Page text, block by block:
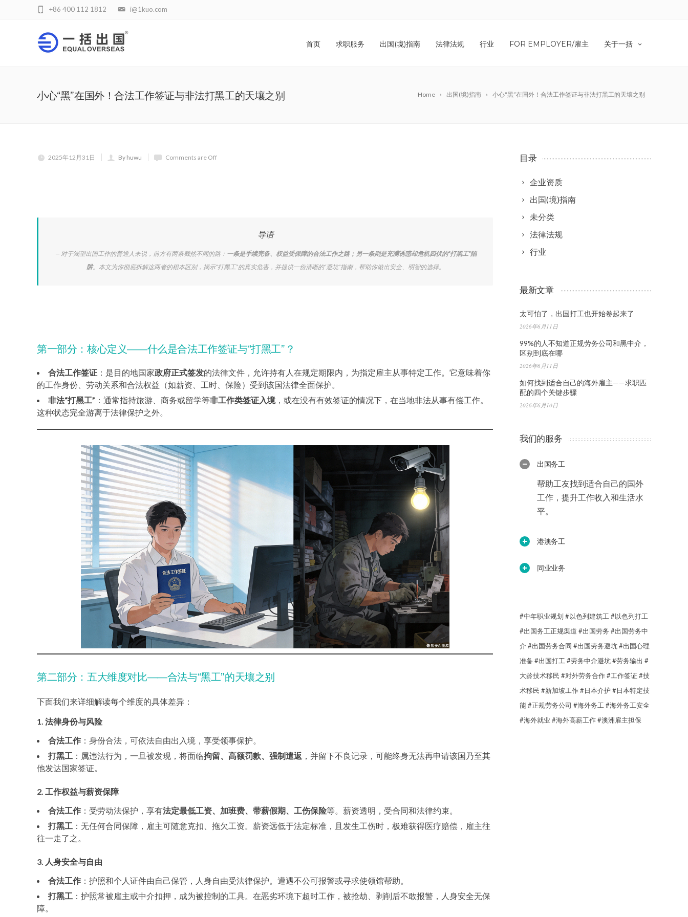
i@1kuo.com
+86 400 112 1812
首页 求职服务 出国(境)指南 法律法规 行业 FOR EMPLOYER/雇主 关于一括
Home 出国(境)指南 小心“黑”在国外！合法工作签证与非法打黑工的天壤之别
小心“黑”在国外！合法工作签证与非法打黑工的天壤之别
2025年12月31日 By huwu Comments are Off
导语
对于渴望出国工作的普通人来说，前方有两条截然不同的路： 一条是手续完备、权益受保障的合法工作之路；另一条则是充满诱惑却危机四伏的“打黑工”陷
阱。本文为你彻底拆解这两者的根本区别，揭示“打黑工”的真实危害，并提供一份清晰的“避坑”指南，帮助你做出安全、明智的选择。
第一部分：核心定义——什么是合法工作签证与“打黑工”？
合法工作签证 ：是目的地国家政府正式签发的法律文件，允许持有人在规定期限内，为指定雇主从事特定工作。它意味着你
的工作身份、劳动关系和合法权益（如薪资、工时、保险）受到该国法律全面保护。
非法“打黑工” ：通常指持旅游、商务或留学等非工作类签证入境，或在没有有效签证的情况下，在当地非法从事有偿工作。
这种状态完全游离于法律保护之外。
第二部分：五大维度对比——合法与“黑工”的天壤之别
下面我们来详细解读每个维度的具体差异：
1. 法律身份与风险
合法工作 ：身份合法，可依法自由出入境，享受领事保护。
打黑工 ：属违法行为，一旦被发现，将面临拘留、高额罚款、强制遣返 ，并留下不良记录，可能终身无法再申请该国乃至其
他发达国家签证。
2. 工作权益与薪资保障
合法工作 ：受劳动法保护，享有法定最低工资、加班费、带薪假期、工伤保险等。薪资透明，受合同和法律约束。
打黑工 ：无任何合同保障，雇主可随意克扣、拖欠工资。薪资远低于法定标准，且发生工伤时，极难获得医疗赔偿，雇主往
往一走了之。
3. 人身安全与自由
合法工作 ：护照和个人证件由自己保管，人身自由受法律保护。遭遇不公可报警或寻求使领馆帮助。
打黑工 ：护照常被雇主或中介扣押，成为被控制的工具。在恶劣环境下超时工作，被抢劫、剥削后不敢报警，人身安全无保
障。
目录
企业资质
出国(境)指南
未分类
法律法规
行业
最新文章
太可怕了，出国打工也开始卷起来了
2026年6月11日
99%的人不知道正规劳务公司和黑中介，
区别到底在哪
2026年6月11日
如何找到适合自己的海外雇主——求职匹
配的四个关键步骤
2026年6月10日
我们的服务
出国务工
帮助工友找到适合自己的国外
工作，提升工作收入和生活水
平。
港澳务工
同业业务
#中年职业规划 #以色列建筑工 #以色列打工
#出国务工正规渠道 #出国劳务 #出国劳务中
介 #出国劳务合同 #出国劳务避坑#出国心理
准备 #出国打工 #劳务中介避坑#劳务输出 #
大龄技术移民 #对外劳务合作#工作签证#技
术移民 #新加坡工作#日本介护 #日本特定技
能#正规劳务公司 #海外务工 #海外务工安全
#海外就业 #海外高薪工作#澳洲雇主担保